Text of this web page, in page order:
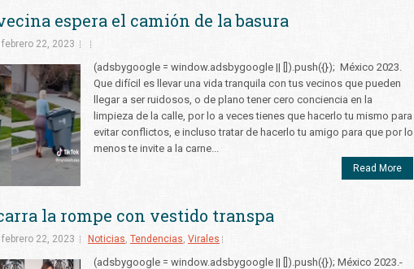
espera el camión de la basura
febrero 22, 2023
(adsbygoogle = window.adsbygoogle || []).push({}); México 2023.
Que difícil es llevar una vida tranquila con tus vecinos que pueden
llegar a ser ruidosos, o de plano tener cero conciencia en la
limpieza de la calle, por lo a veces tienes que hacerlo tu mismo para
evitar conflictos, e incluso tratar de hacerlo tu amigo para que por lo
menos te invite a la carne...
Read More
la rompe con vestido transpa
febrero 22, 2023 Noticias, Tendencias, Virales
(adsbygoogle = window.adsbygoogle || []).push({}); México 2023.-